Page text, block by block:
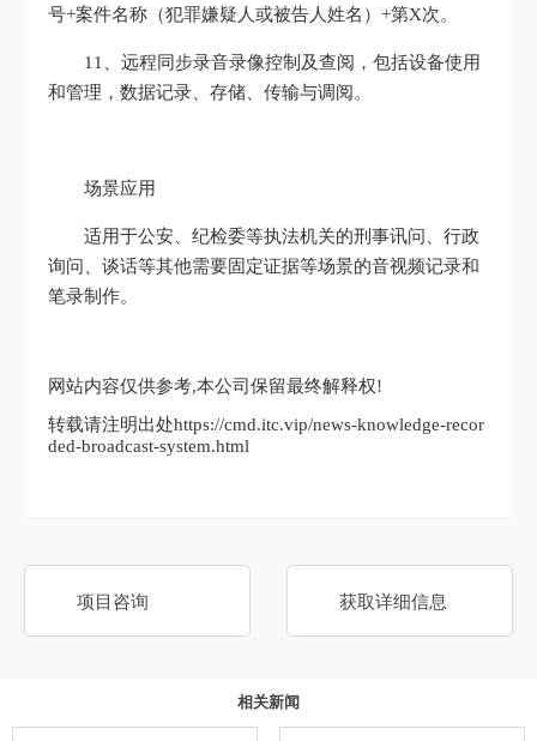
号+案件名称（犯罪嫌疑人或被告人姓名）+第X次。
11、远程同步录音录像控制及查阅，包括设备使用
和管理，数据记录、存储、传输与调阅。
场景应用
适用于公安、纪检委等执法机关的刑事讯问、行政
询问、谈话等其他需要固定证据等场景的音视频记录和
笔录制作。
网站内容仅供参考,本公司保留最终解释权!
转载请注明出处https://cmd.itc.vip/news-knowledge-recor
ded-broadcast-system.html
项目咨询 获取详细信息
相关新闻